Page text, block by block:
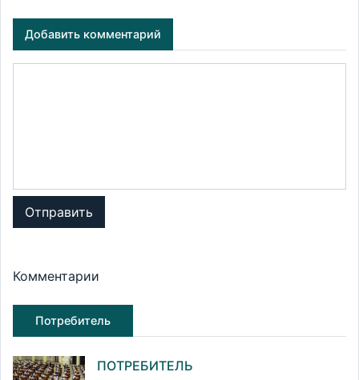
Добавить комментарий
Отправить
Комментарии
Потребитель
ПОТРЕБИТЕЛЬ